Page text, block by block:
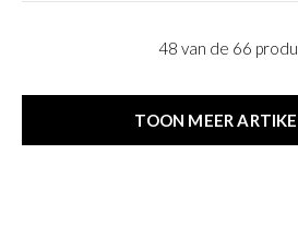
48 van de 66
TOON MEER